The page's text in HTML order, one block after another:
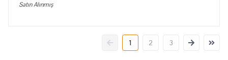
Satın Alınmış
1 2 3